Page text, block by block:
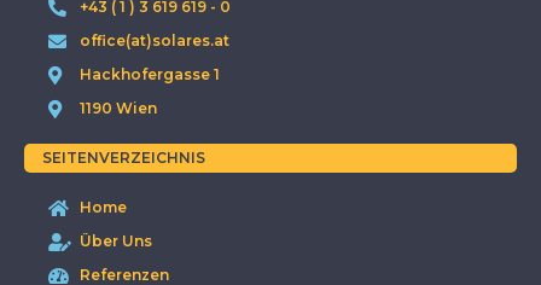
+43 ( 1 ) 3 619 619 - 0
office(at)solares.at
Hackhofergasse 1
1190 Wien
SEITENVERZEICHNIS
Home
Über Uns
Referenzen